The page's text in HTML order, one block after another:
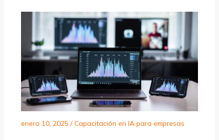
enero 10, 2025 /Capacitación en IA para empresas